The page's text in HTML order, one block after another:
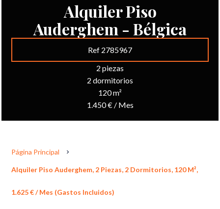
Alquiler Piso
Auderghem - Bélgica
Ref 2785967
2 piezas
2 dormitorios
120 m²
1.450 € / Mes
Página Principal
Alquiler Piso Auderghem, 2 Piezas, 2 Dormitorios, 120 M²,
1.625 € / Mes (Gastos Incluidos)